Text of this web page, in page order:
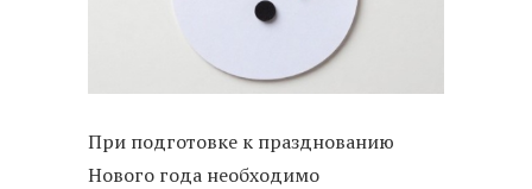
При подготовке к празднованию
Нового года необходимо